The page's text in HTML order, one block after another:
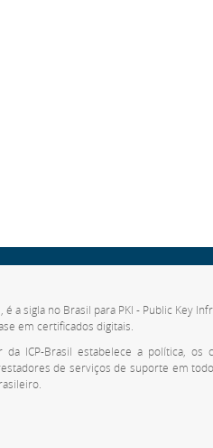
é a sigla no Brasil para PKI - Public
em certificados digitais.
ICP-Brasil estabelece a política, os
de serviços de suporte em